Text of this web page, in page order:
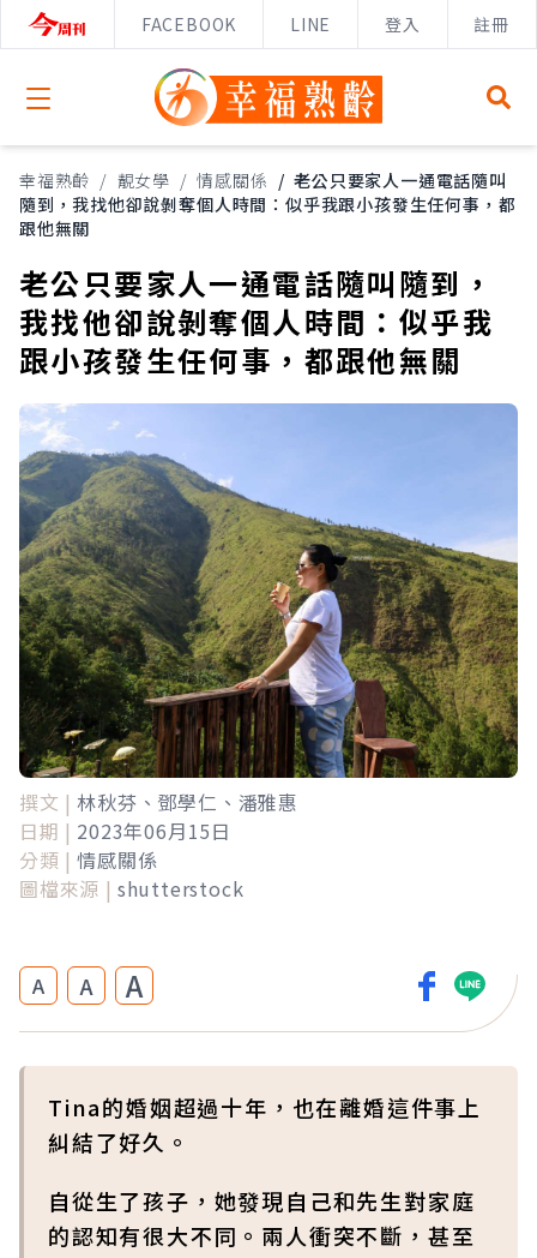
FACEBOOK LINE 登入 註冊
Open menu
幸福熟齡 / 靚女學 / 情感關係 / 老公只要家人一通電話隨叫
隨到，我找他卻說剝奪個人時間：似乎我跟小孩發生任何事，都
跟他無關
老公只要家人一通電話隨叫隨到，
我找他卻說剝奪個人時間：似乎我
跟小孩發生任何事，都跟他無關
撰文 | 林秋芬、鄧學仁、潘雅惠
日期 | 2023年06月15日
分類 | 情感關係
圖檔來源 | shutterstock
A A A
Tina的婚姻超過十年，也在離婚這件事上
糾結了好久。
自從生了孩子，她發現自己和先生對家庭
的認知有很大不同。兩人衝突不斷，甚至